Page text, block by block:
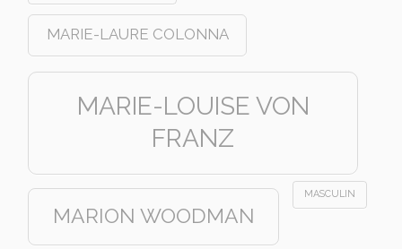
MARIE-LAURE COLONNA
MARIE-LOUISE VON
FRANZ
MARION WOODMAN
MASCULIN